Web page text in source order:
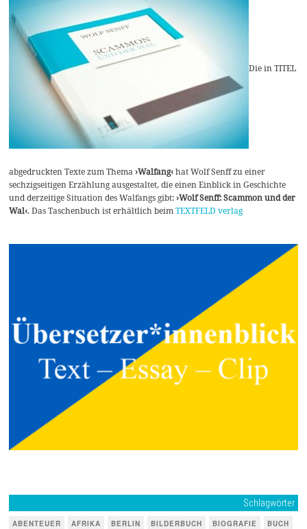
Die in TITEL
abgedruckten Texte zum Thema›Walfang‹hat Wolf Senff zu einer
sechzigseitigen Erzählung ausgestaltet, die einen Einblick in Geschichte
und derzeitige Situation des Walfangs gibt:›Wolf Senff: Scammon und der
Wal‹. Das Taschenbuch ist erhältlich beimTEXTFELD verlag
Schlagwörter
ABENTEUER AFRIKA BERLIN BILDERBUCH BIOGRAFIE
BUCH